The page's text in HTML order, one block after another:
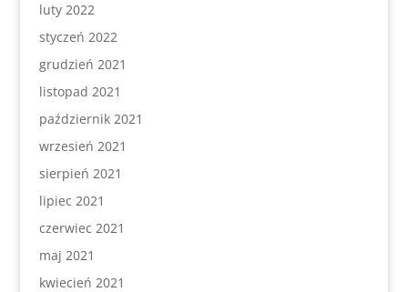
luty 2022
styczeń 2022
grudzień 2021
listopad 2021
październik 2021
wrzesień 2021
sierpień 2021
lipiec 2021
czerwiec 2021
maj 2021
kwiecień 2021